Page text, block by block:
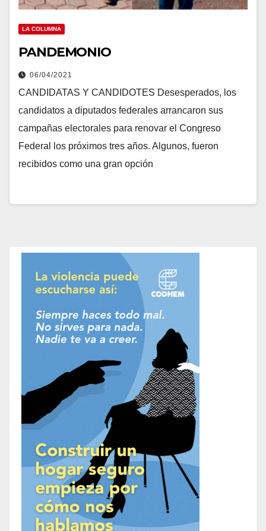
LA COLUMNA
PANDEMONIO
06/04/2021
CANDIDATAS Y CANDIDOTES Desesperados, los
candidatos a diputados federales arrancaron sus
campañas electorales para renovar el Congreso
Federal los próximos tres años. Algunos, fueron
recibidos como una gran opción